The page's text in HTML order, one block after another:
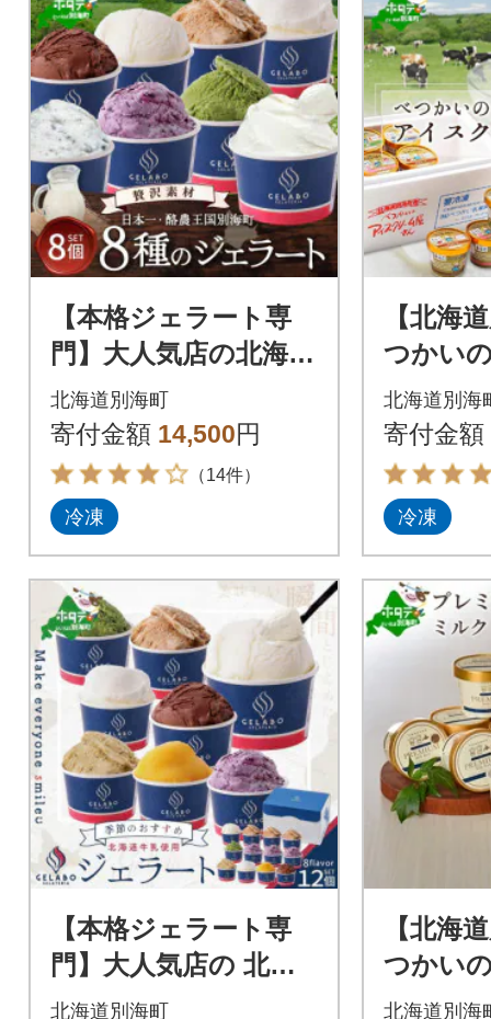
【本格ジェラート専
門】大人気店の北海道
贅沢ジェラート8種セ
ット アイスクリーム
好きにも
北海道別海町
寄付金額 14,500円
（14件）
冷凍
【北海
つかい
ーム屋
12個入
北海道別海
寄付金額
冷凍
【本格ジェラート専
門】大人気店の 北海
道 ジェラートセット
北海道別海町
【北海
つかい
ーム屋
北海道別海